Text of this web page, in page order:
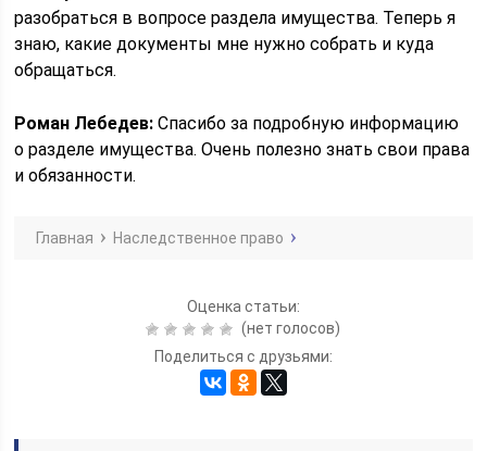
разобраться в вопросе раздела имущества. Теперь я
знаю, какие документы мне нужно собрать и куда
обращаться.
Роман Лебедев: Спасибо за подробную информацию
о разделе имущества. Очень полезно знать свои права
и обязанности.
Главная Наследственное право
Оценка статьи:
(нет голосов)
Поделиться с друзьями: